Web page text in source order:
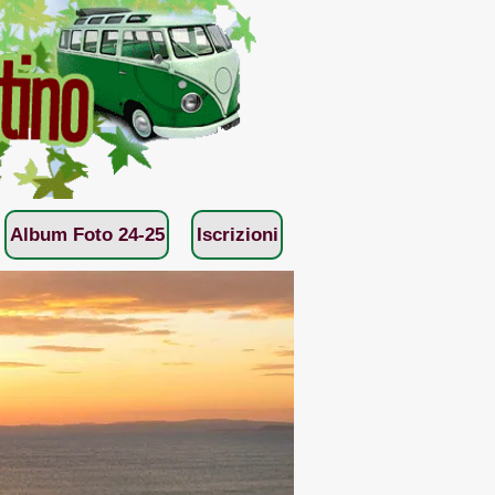
Album Foto 24-25 Iscrizioni